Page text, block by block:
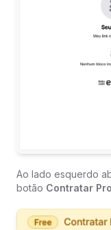
Ao lado esquerdo
botão Contratar Pro